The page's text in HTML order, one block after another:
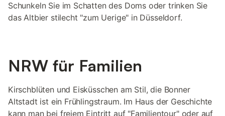
Schunkeln Sie im Schatten des Doms oder trinken Sie
das Altbier stilecht "zum Uerige" in Düsseldorf.
NRW für Familien
Kirschblüten und Eisküsschen am Stil, die Bonner
Altstadt ist ein Frühlingstraum. Im Haus der Geschichte
kann man bei freiem Eintritt auf "Familientour" oder auf